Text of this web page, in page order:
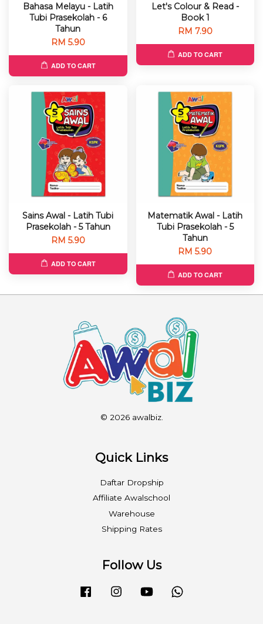
Bahasa Melayu - Latih
Tubi Prasekolah - 6
Tahun
RM 5.90
ADD TO CART
Let's Colour & Read -
Book 1
RM 7.90
ADD TO CART
Sains Awal - Latih Tubi
Prasekolah - 5 Tahun
RM 5.90
ADD TO CART
Matematik Awal - Latih
Tubi Prasekolah - 5
Tahun
RM 5.90
ADD TO CART
© 2026 awalbiz.
Quick Links
Daftar Dropship
Affiliate Awalschool
Warehouse
Shipping Rates
Follow Us
FacebookInstagramYouTube